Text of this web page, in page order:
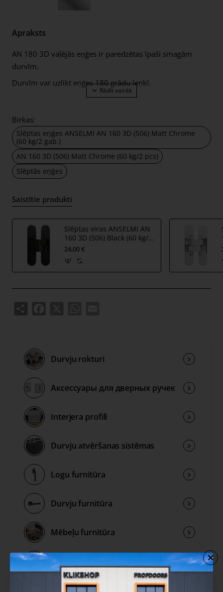
Apraksts
AN 180 3D vaļējās eņģes ir paredzētas īpaši smagām
durvīm.
Durvīm var uzlikt eņģes 180 grādu leņķī.
Maksimālā durvju slodze 60 kg / 2 gab.
Minimālais vērtnes biezums 35 mm
Eņģes ir izgatavotas no cinka sakausējuma ZAMAK.
Ass un leņķi no nerūsējošā tērauda.
Eņģes augstums - 110 mm / platums - 24 mm.
Eņģes ir regulējamas trīs virzienos.
Regulēšana:vertikālā +/- 2, 5 mm; horizontālā +/-1, 5
Eņģes ir sertificētas Vācijas IFT laboratorijā 200 000
vērtņu cikliem. Sertificētas ugunsdrošām durvīm.
Birkas:
Slēptas eņģes ANSELMI AN 160 3D (506) Matt Chrome
(60 kg/2 gab.)
AN 160 3D (506) Matt Chrome (60 kg/2 pcs)
Slēptās eņģes
Saistītie produkti
Slēptas viras ANSELMI AN
160 3D (506) Black (60 kg/2
gab.)
24,00 €
Durvju rokturi
Аксессуары для дверных ручек
Interjera profili
Durvju atvēršanas sistēmas
Logu furnitūra
Durvju furnitūra
Mēbeļu furnitūra
Publisko telpu furnitūra